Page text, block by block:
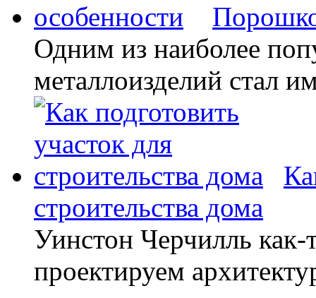
Одним из наиболее
металлоизделий стал
строительства дома
Уинстон Черчилль
проектируем